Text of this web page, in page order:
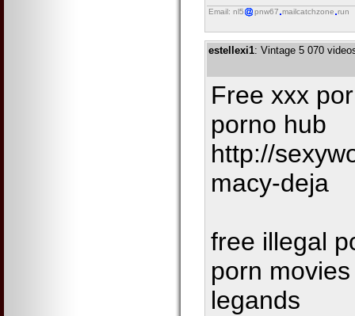
Email: nl5 pnw67 mailcatchzone run
estellexi1: Vintage 5 070
Free xxx
porno hub
http://
macy-deja
free illegal
porn
legands